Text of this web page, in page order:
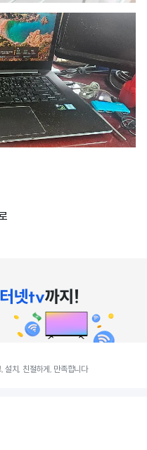
치, 친절하게, 만족합니다